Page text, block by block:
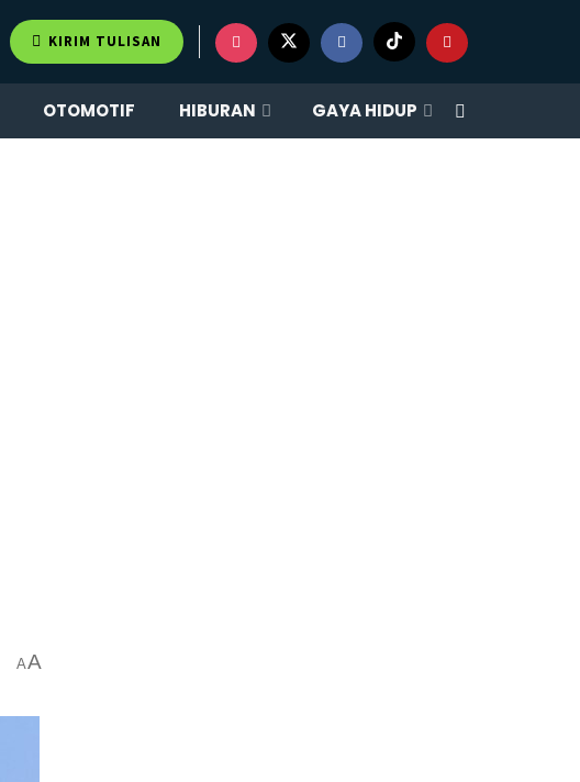
KIRIM TULISAN
OTOMOTIF HIBURAN GAYA HIDUP
AA